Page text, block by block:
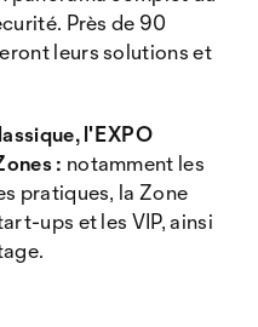
Près de 90
leurs solutions et
l'EXPO
: notamment les
pratiques, la Zone
ups et les VIP, ainsi